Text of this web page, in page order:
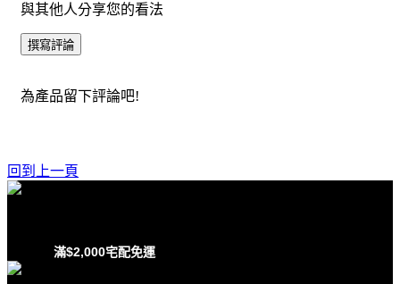
與其他人分享您的看法
撰寫評論
為產品留下評論吧!
回到上一頁
滿$2,000宅配免運